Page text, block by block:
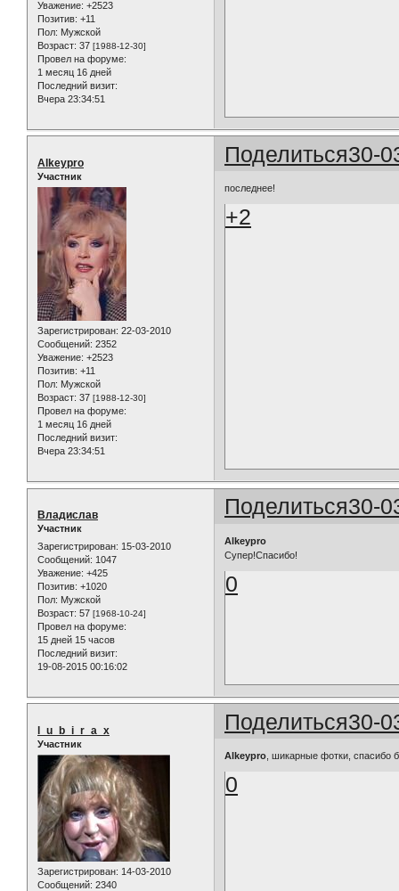
Уважение: +2523
Позитив: +11
Пол: Мужской
Возраст: 37 [1988-12-30]
Провел на форуме:
1 месяц 16 дней
Последний визит:
Вчера 23:34:51
Поделиться30-
Alkeypro
Участник
Зарегистрирован: 22-03-2010
Сообщений: 2352
Уважение: +2523
Позитив: +11
Пол: Мужской
Возраст: 37 [1988-12-30]
Провел на форуме:
1 месяц 16 дней
Последний визит:
Вчера 23:34:51
последнее!
+2
Поделиться30-
Владислав
Участник
Зарегистрирован: 15-03-2010
Сообщений: 1047
Уважение: +425
Позитив: +1020
Пол: Мужской
Возраст: 57 [1968-10-24]
Провел на форуме:
15 дней 15 часов
Последний визит:
19-08-2015 00:16:02
Alkeypro
Супер!Спасибо!
0
Поделиться30-
l_u_b_i_r_a_x
Участник
Зарегистрирован: 14-03-2010
Сообщений: 2340
Alkeypro , шикарные фотки, спасибо
0